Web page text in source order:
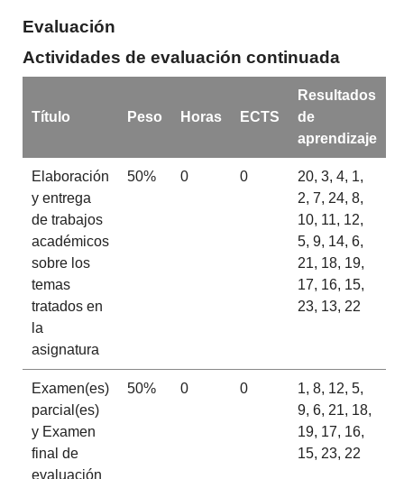
Evaluación
Actividades de evaluación continuada
Título Peso Horas ECTS
Resultados
de
aprendizaje
Elaboración
y entrega
de trabajos
académicos
sobre los
temas
tratados en
la
asignatura
50% 0 0
20, 3, 4, 1,
2, 7, 24, 8,
10, 11, 12,
5, 9, 14, 6,
21, 18, 19,
17, 16, 15,
23, 13, 22
Examen(es)
parcial(es)
y Examen
final de
evaluación
50% 0 0
1, 8, 12, 5,
9, 6, 21, 18,
19, 17, 16,
15, 23, 22